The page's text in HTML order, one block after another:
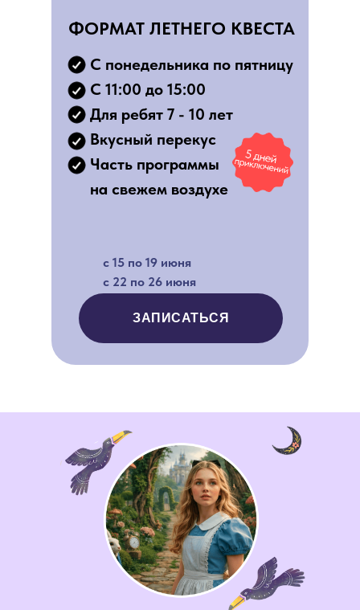
ФОРМАТ ЛЕТНЕГО КВЕСТА
С понедельника по пятницу
С 11:00 до 15:00
Для ребят 7 - 10 лет
Вкусный перекус
Часть программы
на свежем воздухе
с 15 по 19 июня
с 22 по 26 июня
ЗАПИСАТЬСЯ